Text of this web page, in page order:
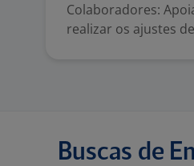
Colaboradores:
realizar os ajustes
Buscas de